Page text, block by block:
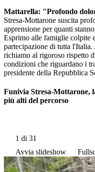
Mattarella: "Profondo
Stresa-Mottarone suscita
apprensione per quanti
Esprimo alle famiglie colpite
partecipazione di tutta
richiamo al rigoroso rispetto
condizioni che riguardano i
presidente della Repubblica
Funivia Stresa-Mottarone,
più alti del percorso
1 di 31
Avvia slideshow